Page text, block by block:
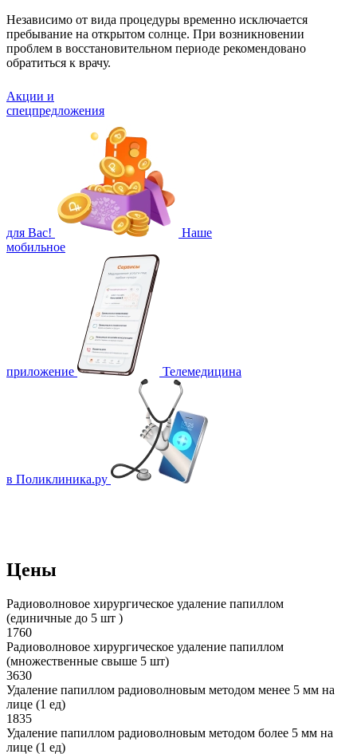
Независимо от вида процедуры временно исключается
пребывание на открытом солнце. При возникновении
проблем в восстановительном периоде рекомендовано
обратиться к врачу.
Акции и
спецпредложения
для Вас!
Наше
мобильное
приложение Телемедицина
в Поликлиника.ру
Цены
Радиоволновое хирургическое удаление папиллом
(единичные до 5 шт )
1760
Радиоволновое хирургическое удаление папиллом
(множественные свыше 5 шт)
3630
Удаление папиллом радиоволновым методом менее 5 мм на
лице (1 ед)
1835
Удаление папиллом радиоволновым методом более 5 мм на
лице (1 ед)